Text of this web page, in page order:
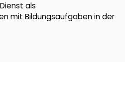
als
mit Bildungsaufgaben in der